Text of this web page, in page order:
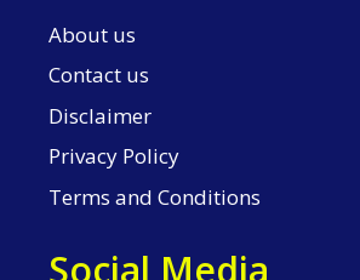
About us
Contact us
Disclaimer
Privacy Policy
Terms and Conditions
Social Media